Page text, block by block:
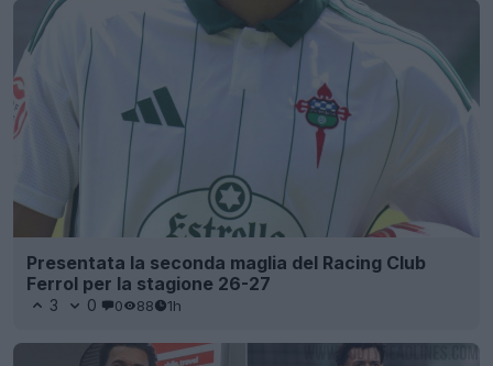
Presentata la seconda maglia del Racing Club
Ferrol per la stagione 26-27
3 0 0 88 1h